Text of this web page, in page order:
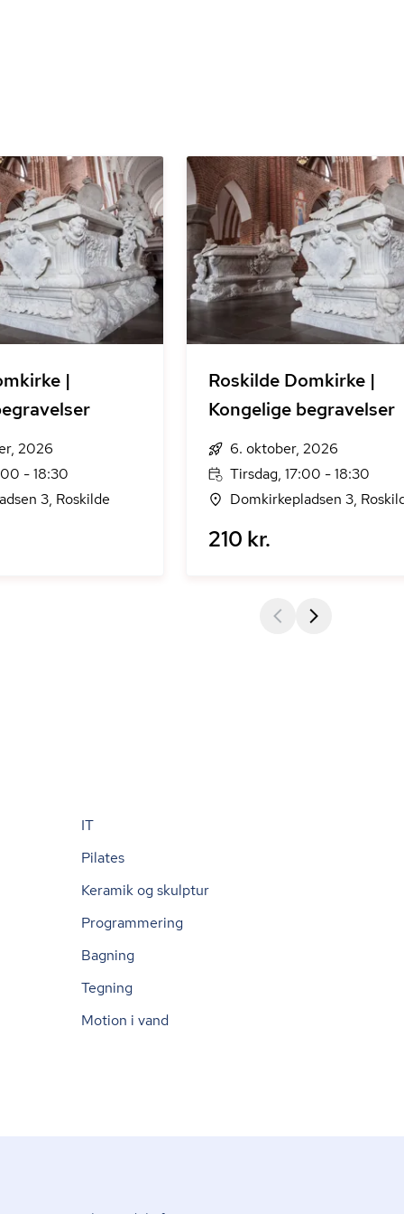
|
2026
- 18:30
3, Roskilde
Roskilde Domkirke |
Kongelige begravelser
6. oktober, 2026
Tirsdag, 17:00 - 18:30
Domkirkepladsen 3,
210 kr.
IT
Pilates
Keramik og skulptur
Programmering
Bagning
Tegning
Motion i vand